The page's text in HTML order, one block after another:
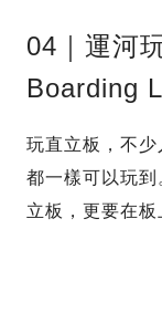
04｜運河
Boarding
玩直立板，不
都一樣可以玩
立板，更要在板